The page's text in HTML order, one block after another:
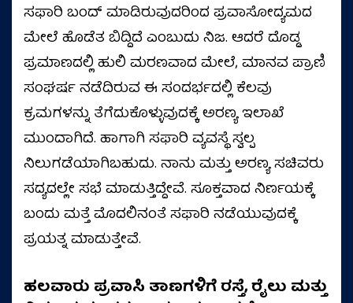
ಸಫಾರಿ ಬಂದ್‌ ಮಾಡಿರುವುದರಿಂದ ಪ್ರವಾಸೋದ್ಯಮದ
ಮೇಲೆ ಹೊಡೆತ ಬಿದ್ದಿದೆ ಎಂಬುದು ನಿಜ. ಆದರೆ ದೊಡ್ಡ
ಪ್ರಮಾಣದಲ್ಲಿ ಹುಲಿ ಮರಣವಾದ ಮೇಲೆ, ಮಾನವ ಪ್ರಾಣಿ
ಸಂಘರ್ಷ ನಡೆದಿರುವ ಈ ಸಂದರ್ಭದಲ್ಲಿ ಕೆಲವು
ಕ್ರಮಗಳನ್ನು ತೆಗೆದುಕೊಳ್ಳುವುದಕ್ಕೆ ಅರಣ್ಯ ಇಲಾಖೆ
ಮುಂದಾಗಿದೆ. ಹಾಗಾಗಿ ಸಫಾರಿ ವ್ಯವಸ್ಥೆ ಸ್ವಲ್ಪ
ನಿಲುಗಡೆಯಾಗಿಬಹುದು. ನಾನು ಮತ್ತು ಅರಣ್ಯ ಸಚಿವರು
ಸದ್ಯದಲ್ಲೇ ಸಭೆ ಮಾಡುತ್ತಿದ್ದೇವೆ. ಸೂಕ್ತವಾದ ನಿರ್ಣಯಕ್ಕೆ
ಬಂದು ಮತ್ತೆ ಮೊದಲಿನಂತೆ ಸಫಾರಿ ನಡೆಯುವುದಕ್ಕೆ
ಪ್ರಯತ್ನ ಮಾಡುತ್ತೇವೆ.
ಹಲವಾರು ಪ್ರವಾಸಿ ತಾಣಗಳಿಗೆ ರಸ್ತೆ, ರೈಲು ಮತ್ತು